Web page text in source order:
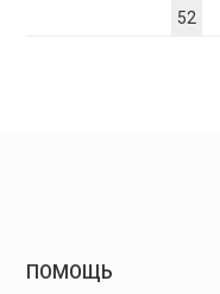
52
ПОМОЩЬ